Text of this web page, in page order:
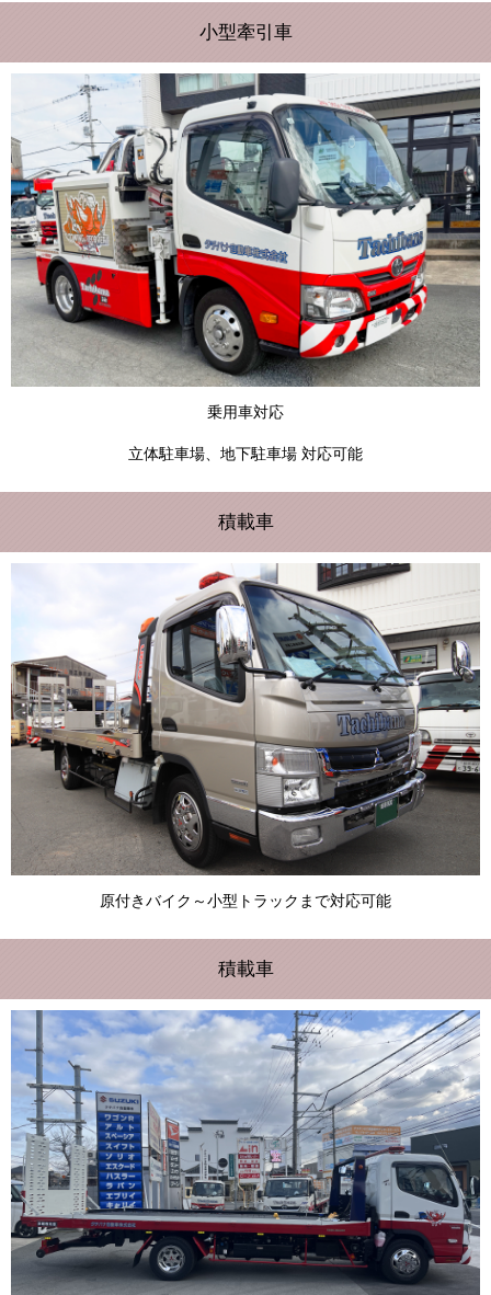
小型牽引車
乗用車対応
立体駐車場、地下駐車場 対応可能
積載車
原付きバイク～小型トラックまで対応可能
積載車